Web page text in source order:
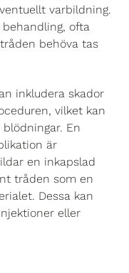
varbildning.
ofta
behöva tas
inkludera skador
vilket kan
En
är
en inkapslad
tråden som en
Dessa kan
eller